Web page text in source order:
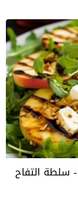
سلطة التفاح